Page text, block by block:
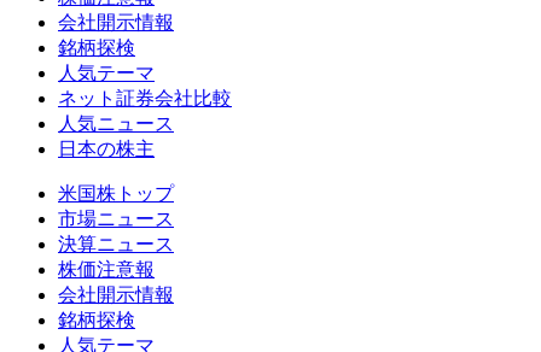
会社開示情報
銘柄探検
人気テーマ
ネット証券会社比較
人気ニュース
日本の株主
米国株トップ
市場ニュース
決算ニュース
株価注意報
会社開示情報
銘柄探検
人気テーマ